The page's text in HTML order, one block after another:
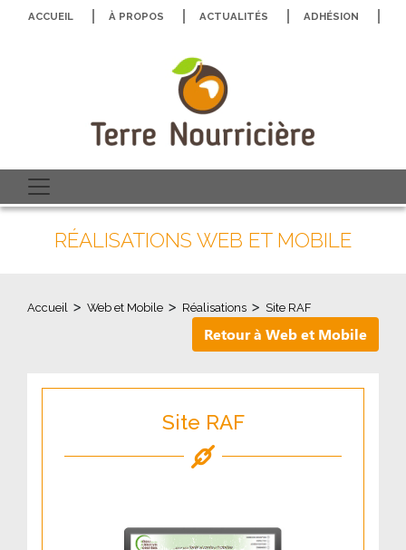
ACCUEIL À PROPOS ACTUALITÉS ADHÉSION
RÉALISATIONS WEB ET MOBILE
Accueil > Web et Mobile > Réalisations > Site RAF
Retour à Web et Mobile
Site RAF